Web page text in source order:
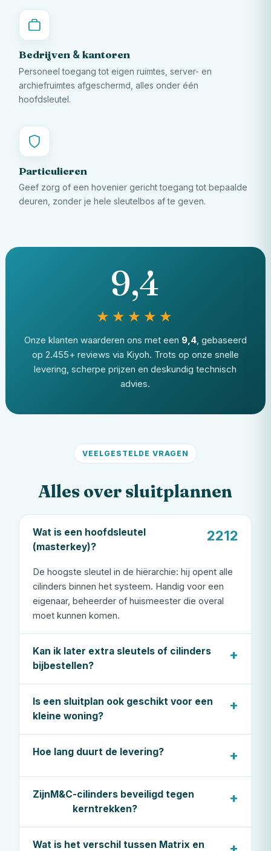
Bedrijven & kantoren
Personeel toegang tot eigen ruimtes, server- en
archiefruimtes afgeschermd, alles onder één
hoofdsleutel.
Particulieren
Geef zorg of een hovenier gericht toegang tot bepaalde
deuren, zonder je hele sleutelbos af te geven.
9,4
★★★★★
Onze klanten waarderen ons met een 9,4, gebaseerd
op 2.455+ reviews via Kiyoh. Trots op onze snelle
levering, scherpe prijzen en deskundig technisch
advies.
VEELGESTELDE VRAGEN
Alles over sluitplannen
Wat is een hoofdsleutel
(masterkey)?
De hoogste sleutel in de hiërarchie: hij opent alle
cilinders binnen het systeem. Handig voor een
eigenaar, beheerder of huismeester die overal
moet kunnen komen.
Kan ik later extra sleutels of cilinders
bijbestellen?
Is een sluitplan ook geschikt voor een
kleine woning?
Hoe lang duurt de levering?
ZijnM&C-cilinders beveiligd tegen
kerntrekken?
Wat is het verschil tussen Matrix en